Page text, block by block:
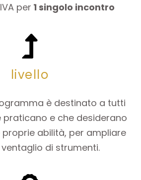
IVA per 1 singolo incontro
livello
è destinato a tutti
praticano e che desiderano
abilità, per ampliare
di strumenti.